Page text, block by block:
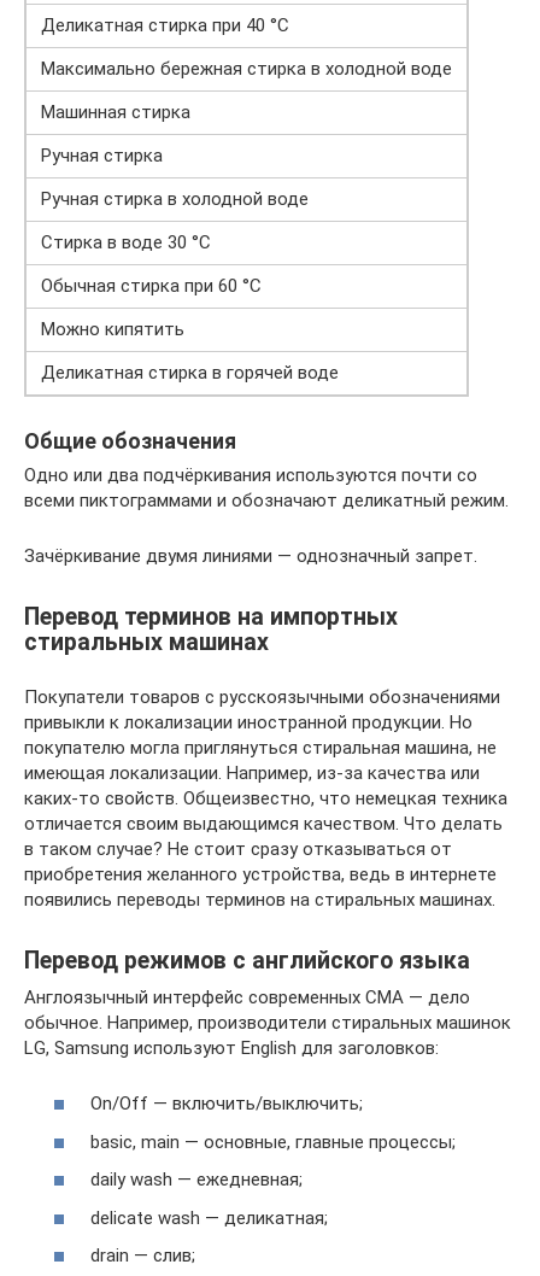
Деликатная стирка при 40 °С
Максимально бережная стирка в холодной воде
Машинная стирка
Ручная стирка
Ручная стирка в холодной воде
Стирка в воде 30 °С
Обычная стирка при 60 °С
Можно кипятить
Деликатная стирка в горячей воде
Общие обозначения
Одно или два подчёркивания используются почти со
всеми пиктограммами и обозначают деликатный режим.
Зачёркивание двумя линиями — однозначный запрет.
Перевод терминов на импортных
стиральных машинах
Покупатели товаров с русскоязычными обозначениями
привыкли к локализации иностранной продукции. Но
покупателю могла приглянуться стиральная машина, не
имеющая локализации. Например, из-за качества или
каких-то свойств. Общеизвестно, что немецкая техника
отличается своим выдающимся качеством. Что делать
в таком случае? Не стоит сразу отказываться от
приобретения желанного устройства, ведь в интернете
появились переводы терминов на стиральных машинах.
Перевод режимов с английского языка
Англоязычный интерфейс современных СМА — дело
обычное. Например, производители стиральных машинок
LG, Sаmsung используют English для заголовков:
On/Off — включить/выключить;
basic, main — основные, главные процессы;
daily wash — ежедневная;
delicate wash — деликатная;
drain — слив;